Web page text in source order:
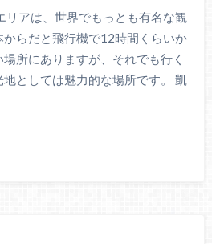
リアは、世界でもっとも有名な観
らだと飛行機で12時間くらいか
所にありますが、それでも行く
としては魅力的な場所です。 凱